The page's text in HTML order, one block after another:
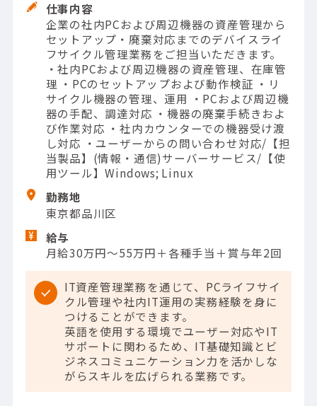
仕事内容
企業の社内PCおよび周辺機器の資産管理から
セットアップ・廃棄対応までのデバイスライ
フサイクル管理業務をご担当いただきます。
・社内PCおよび周辺機器の資産管理、在庫管
理 ・PCのセットアップおよび動作検証 ・リ
サイクル機器の管理、運用 ・PCおよび周辺機
器の手配、調達対応 ・機器の廃棄手続きおよ
び作業対応 ・社内カウンターでの機器受け渡
し対応 ・ユーザーからの問い合わせ対応/【担
当製品】(情報・通信)サーバーサービス/【使
用ツール】Windows; Linux
勤務地
東京都品川区
給与
月給30万円～55万円＋各種手当＋賞与年2回
IT資産管理業務を通じて、PCライフサイ
クル管理や社内IT運用の実務経験を身に
つけることができます。
英語を使用する環境でユーザー対応やIT
サポートに関わるため、IT基礎知識とビ
ジネスコミュニケーション力を活かしな
がらスキルを広げられる業務です。